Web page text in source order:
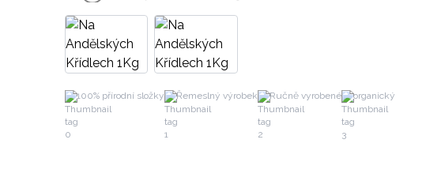
100% přírodní složky Řemeslný výrobek Ručně vyrobené organický